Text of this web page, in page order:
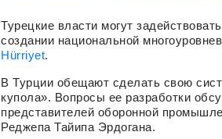
Турецкие власти могут
создании национальной
Hürriyet.
В Турции обещают сделать свою
купола». Вопросы ее разработки
представителей оборонной
Реджепа Тайипа Эрдогана.